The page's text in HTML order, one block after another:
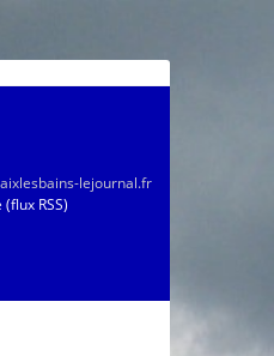
lejournal.fr
RSS)